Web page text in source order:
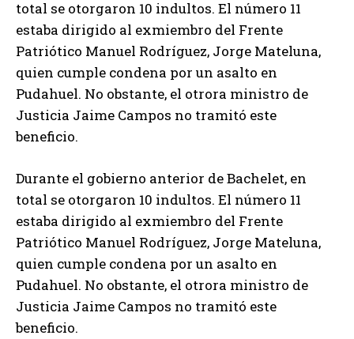
total se otorgaron 10 indultos. El número 11
estaba dirigido al exmiembro del Frente
Patriótico Manuel Rodríguez, Jorge Mateluna,
quien cumple condena por un asalto en
Pudahuel. No obstante, el otrora ministro de
Justicia Jaime Campos no tramitó este
beneficio.
Durante el gobierno anterior de Bachelet, en
total se otorgaron 10 indultos. El número 11
estaba dirigido al exmiembro del Frente
Patriótico Manuel Rodríguez, Jorge Mateluna,
quien cumple condena por un asalto en
Pudahuel. No obstante, el otrora ministro de
Justicia Jaime Campos no tramitó este
beneficio.